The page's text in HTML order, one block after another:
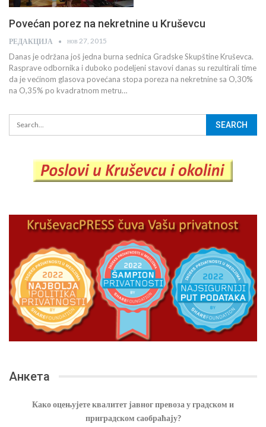
Povećan porez na nekretnine u Kruševcu
РЕДАКЦИЈА нов 27, 2015
Danas je održana još jedna burna sednica Gradske Skupštine Kruševca.
Rasprave odbornika i duboko podeljeni stavovi danas su rezultirali time
da je većinom glasova povećana stopa poreza na nekretnine sa O,30%
na O,35% po kvadratnom metru…
Анкета
Како оцењујете квалитет јавног превоза у градском и
приградском саобраћају?